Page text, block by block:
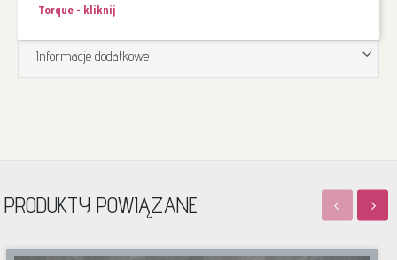
Torque - kliknij
Informacje dodatkowe
PRODUKTY POWIĄZANE